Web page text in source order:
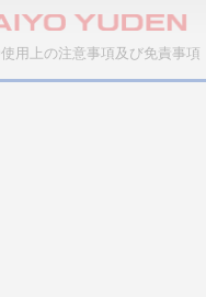
使用上の注意事項及び免責事項